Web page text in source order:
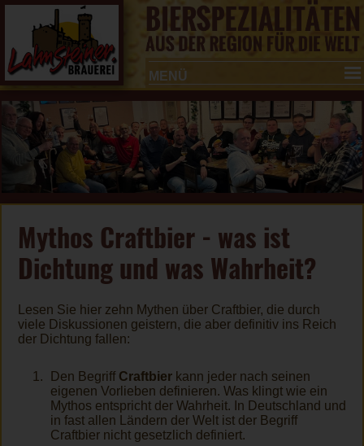
MENÜ
Mythos Craftbier - was ist
Dichtung und was Wahrheit?
Lesen Sie hier zehn Mythen über Craftbier, die durch
viele Diskussionen geistern, die aber definitiv ins Reich
der Dichtung fallen:
Den Begriff Craftbier kann jeder nach seinen
eigenen Vorlieben definieren. Was klingt wie ein
Mythos entspricht der Wahrheit. In Deutschland und
in fast allen Ländern der Welt ist der Begriff
Craftbier nicht gesetzlich definiert.